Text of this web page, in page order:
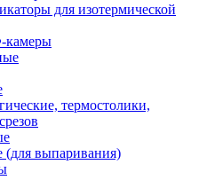
для изотермической
камеры
термостолики,
(для выпаривания)